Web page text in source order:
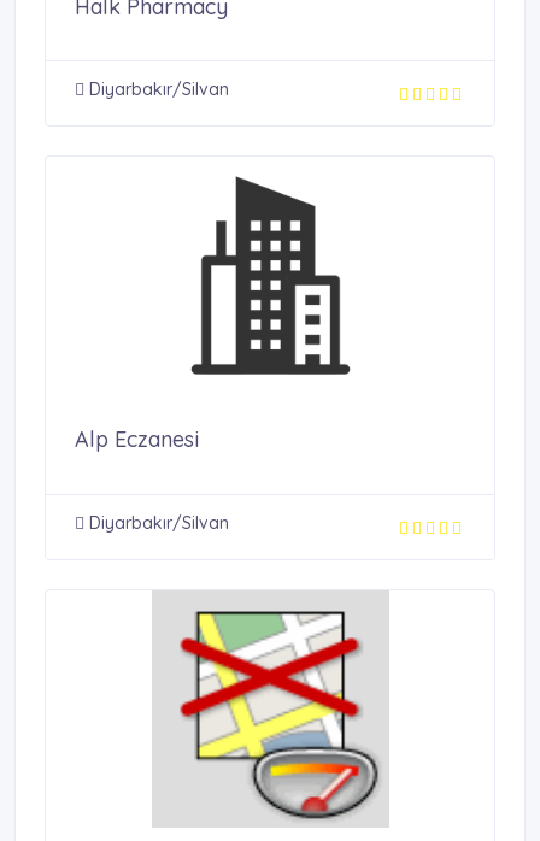
Halk Pharmacy
Diyarbakır/Silvan
Alp Eczanesi
Diyarbakır/Silvan